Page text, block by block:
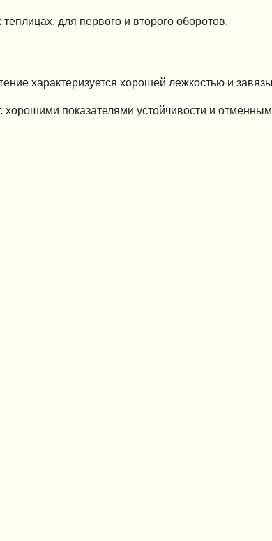
для первого и второго оборотов.
характеризуется хорошей лежкостью и
показателями устойчивости и